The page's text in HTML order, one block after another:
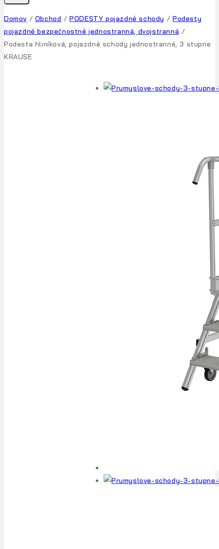
Domov / Obchod / PODESTY pojazdné schody / Podesty
pojazdné bezpečnostné jednostranná, dvojstranná /
Podesta hliníková, pojazdné schody jednostranné, 3 stupne
KRAUSE